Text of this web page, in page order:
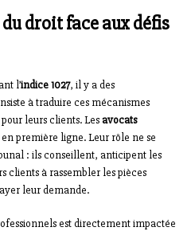
droit face aux défis
l’indice 1027, il y a des
à traduire ces mécanismes
leurs clients. Lesavocats
première ligne. Leur rôle ne se
: ils conseillent, anticipent les
clients à rassembler les pièces
leur demande.
est directement impactée